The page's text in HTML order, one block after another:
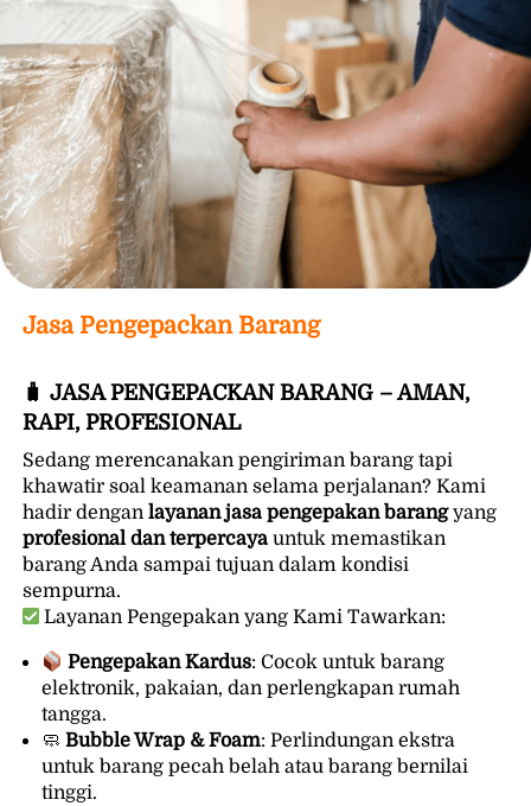
Jasa Pengepackan Barang
🧳 JASA PENGEPACKAN BARANG – AMAN,
RAPI, PROFESIONAL
Sedang merencanakan pengiriman barang tapi
khawatir soal keamanan selama perjalanan? Kami
hadir dengan layanan jasa pengepakan barang
profesional dan terpercaya untuk memastikan
barang Anda sampai tujuan dalam kondisi
sempurna.
Layanan Pengepakan yang Kami Tawarkan:
Pengepakan Kardus: Cocok untuk barang
elektronik, pakaian, dan perlengkapan rumah
tangga.
🧼 Bubble Wrap & Foam: Perlindungan ekstra
untuk barang pecah belah atau barang bernilai
tinggi.